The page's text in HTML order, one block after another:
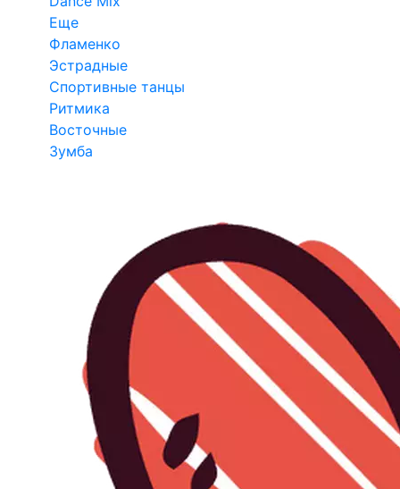
Еще
Фламенко
Эстрадные
Спортивные танцы
Ритмика
Восточные
Зумба